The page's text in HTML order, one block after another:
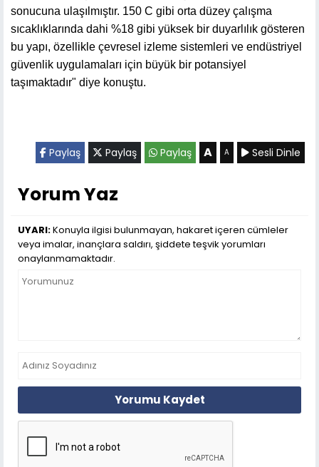
sonucuna ulaşılmıştır. 150 C gibi orta düzey çalışma
sıcaklıklarında dahi %18 gibi yüksek bir duyarlılık gösteren
bu yapı, özellikle çevresel izleme sistemleri ve endüstriyel
güvenlik uygulamaları için büyük bir potansiyel
taşımaktadır" diye konuştu.
Paylaş Paylaş Paylaş A A Sesli Dinle
Yorum Yaz
UYARI:Konuyla ilgisi bulunmayan, hakaret içeren cümleler
veya imalar, inançlara saldırı, şiddete teşvik yorumları
onaylanmamaktadır.
Yorumu Kaydet